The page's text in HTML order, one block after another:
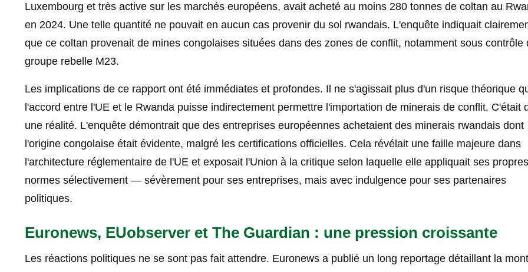
Luxembourg et très active sur les marchés européens, avait acheté au moins 280 tonnes de coltan au
en 2024. Une telle quantité ne pouvait en aucun cas provenir du sol rwandais. L'enquête indiquait
que ce coltan provenait de mines congolaises situées dans des zones de conflit, notamment sous contrôle
groupe rebelle M23.
Les implications de ce rapport ont été immédiates et profondes. Il ne s'agissait plus d'un risque théorique
l'accord entre l'UE et le Rwanda puisse indirectement permettre l'importation de minerais de conflit. C'était
une réalité. L'enquête démontrait que des entreprises européennes achetaient des minerais rwandais dont
l'origine congolaise était évidente, malgré les certifications officielles. Cela révélait une faille majeure dans
l'architecture réglementaire de l'UE et exposait l'Union à la critique selon laquelle elle appliquait ses propres
normes sélectivement — sévèrement pour ses entreprises, mais avec indulgence pour ses partenaires
politiques.
Euronews, EUobserver et The Guardian : une pression croissante
Les réactions politiques ne se sont pas fait attendre. Euronews a publié un long reportage détaillant la